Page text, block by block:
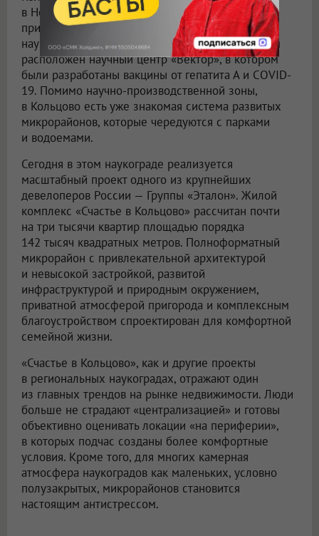
в Новосибирской области, практически
примыкающий к самому Новосибирску. Этот
наукоград известен прежде всего тем, что в нем
расположен научный центр «Вектор», в котором
были разработаны вакцины от гепатита А и COVID-
19. Помимо научно-производственной зоны,
в Кольцово есть уже знакомая система развитых
микрорайонов, которые чередуются с парками
и водоемами.
Сегодня в этом наукограде реализуется
масштабный проект одного из крупнейших
девелоперов России — Группы «Эталон». Жилой
комплекс «Счастье в Кольцово» рассчитан почти
на три тысячи квартир площадью порядка
142 тысяч квадратных метров. Полноформатный
микрорайон с привлекательной архитектурой
и невысокой застройкой, развитой
инфраструктурой и природным окружением,
приватной атмосферой пригорода и комплексным
благоустройством спроектирован для комфортной
семейной жизни.
«Счастье в Кольцово», как и другие проекты
в региональных наукоградах, отражают один
из главных трендов на рынке недвижимости. Люди
больше не страдают «централизацией» и готовы
объективно оценивать локации «на периферии»,
в которых подчас созданы более комфортные
условия. Кроме того, для многих камерная
атмосфера наукоградов как маленьких, условно
полузакрытых, микрорайонов становится
настоящим антистрессом.